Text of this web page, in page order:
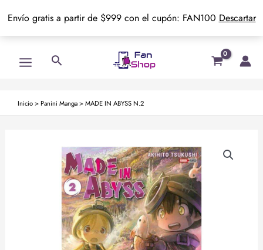
Envío gratis a partir de $999 con el cupón: FAN100 Descartar
Menu
Buscar
Inicio> Panini Manga>MADE IN ABYSS N.2